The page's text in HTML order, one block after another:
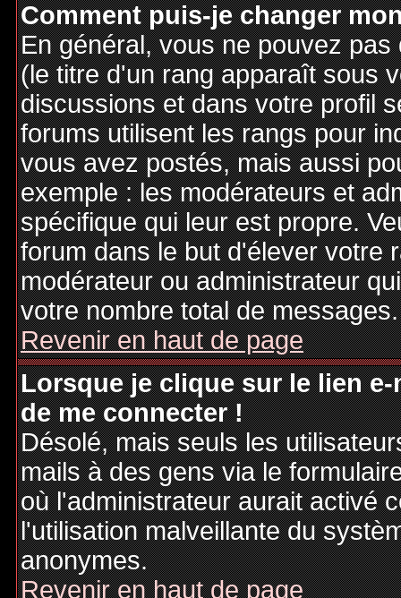
Comment puis-je changer
En général, vous ne pouvez
(le titre d'un rang apparaît sous
discussions et dans votre profil
forums utilisent les rangs pour
vous avez postés, mais aussi
exemple : les modérateurs et
spécifique qui leur est propre.
forum dans le but d'élever votre
modérateur ou administrateur
votre nombre total de messages.
Revenir en haut de page
Lorsque je clique sur le lien
de me connecter !
Désolé, mais seuls les
mails à des gens via le
où l'administrateur aurait activé
l'utilisation malveillante du
anonymes.
Revenir en haut de page